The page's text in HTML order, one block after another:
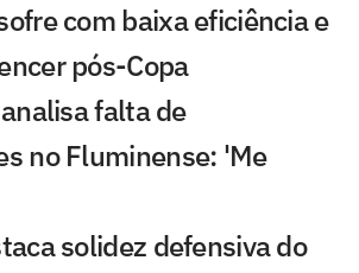
com baixa eficiência e
pós-Copa
falta de
no Fluminense: 'Me
solidez defensiva do